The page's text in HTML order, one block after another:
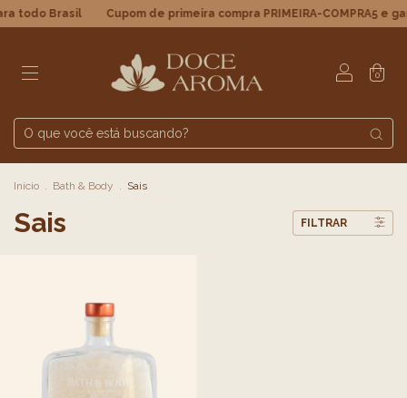
Brasil Cupom de primeira compra PRIMEIRA-COMPRA5 e ganhe
0
Início . Bath & Body . Sais
Sais FILTRAR